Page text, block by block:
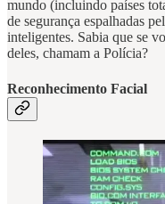
mundo (incluindo países
de segurança espalhadas
inteligentes. Sabia que se
deles, chamam a Polícia?
Reconhecimento Facial